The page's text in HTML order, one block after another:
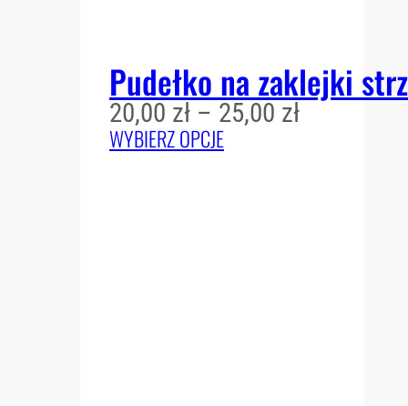
Pudełko na zaklejki
20,00 zł – 25,00 złZakres
WYBIERZ OPCJE